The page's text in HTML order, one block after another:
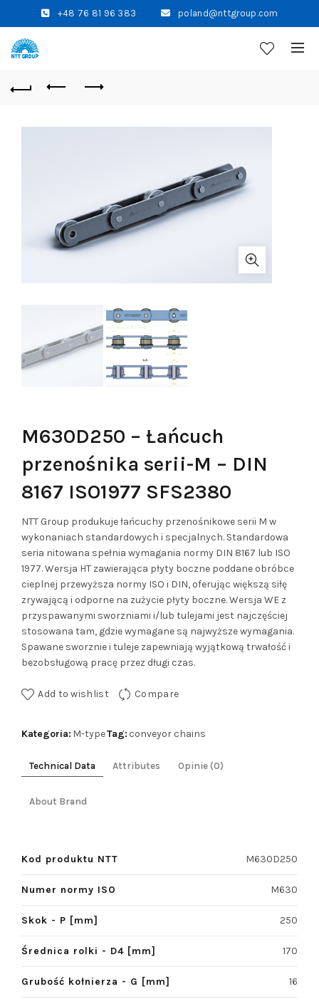
+48 76 81 96 383 poland@nttgroup.com
M630D250 – Łańcuch
przenośnika serii-M – DIN
8167 ISO1977 SFS2380
NTT Group produkuje łańcuchy przenośnikowe serii M w
wykonaniach standardowych i specjalnych. Standardowa
seria nitowana spełnia wymagania normy DIN 8167 lub ISO
1977. Wersja HT zawierająca płyty boczne poddane obróbce
cieplnej przewyższa normy ISO i DIN, oferując większą siłę
zrywającą i odporne na zużycie płyty boczne. Wersja WE z
przyspawanymi sworzniami i/lub tulejami jest najczęściej
stosowana tam, gdzie wymagane są najwyższe wymagania.
Spawane sworznie i tuleje zapewniają wyjątkową trwałość i
bezobsługową pracę przez długi czas.
Add to wishlist Compare
Kategoria: M-typeTag: conveyor chains
Technical Data Attributes Opinie (0)
About Brand
Kod produktu NTT M630D250
Numer normy ISO M630
Skok - P [mm] 250
Średnica rolki - D4 [mm] 170
Grubość kołnierza - G [mm] 16